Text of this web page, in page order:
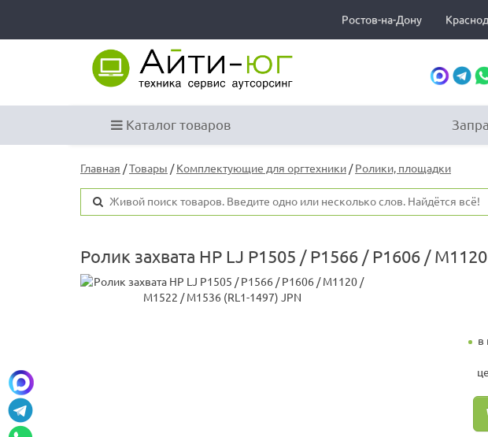
Ростов-на-Дону
Каталог товаров
Главная /Товары /Комплектующие для оргтехники/Ролики, площадки
Ролик захвата HP LJ P1505 / P1566 / P1606 /
в